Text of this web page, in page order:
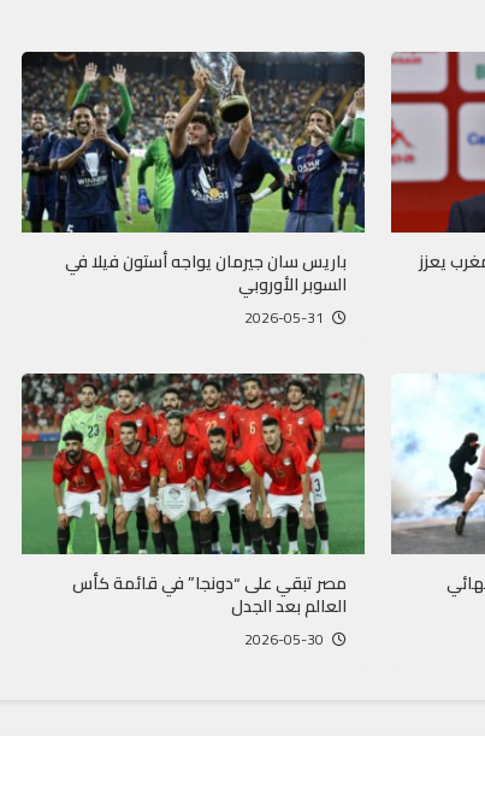
يعزز باريس سان جيرمان يواجه أستون فيلا في
السوبر الأوروبي
مصر تبقي على “دونجا” في قائمة كأس
العالم بعد الجدل